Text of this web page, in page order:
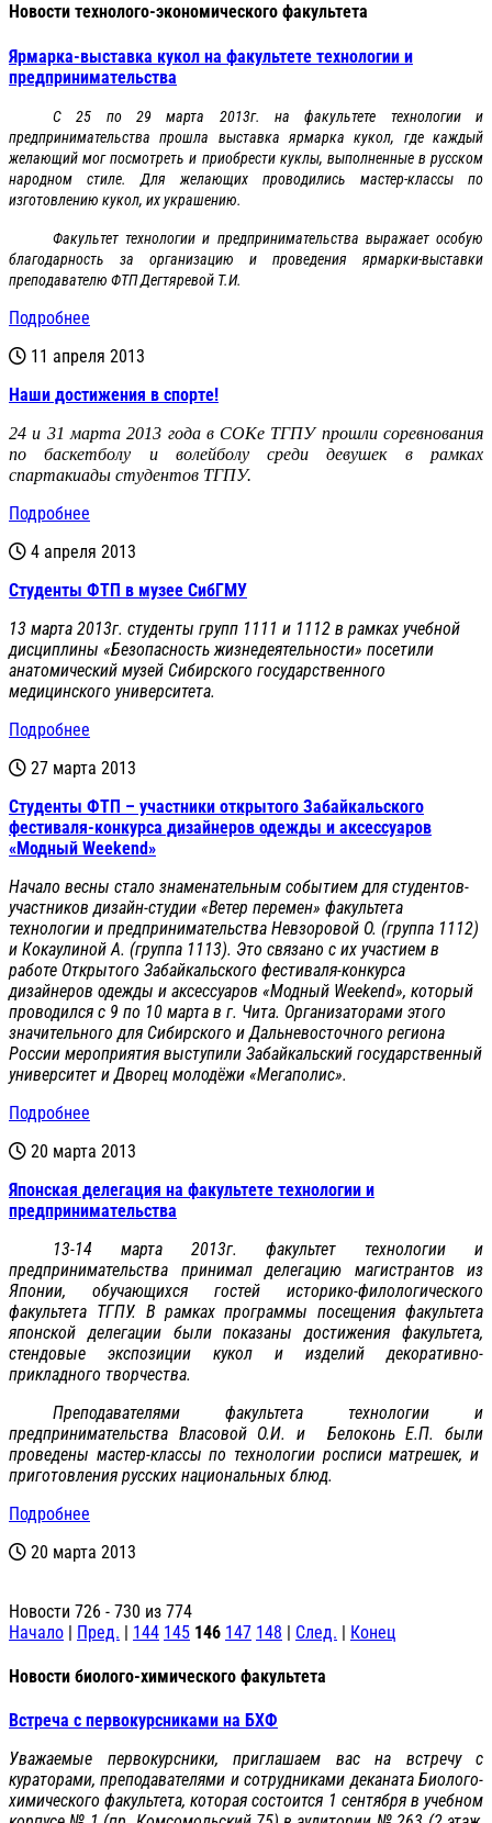
Новости технолого-экономического факультета
Ярмарка-выставка кукол на факультете технологии и
предпринимательства
С 25 по 29 марта 2013г. на факультете технологии и
предпринимательства прошла выставка ярмарка кукол, где каждый
желающий мог посмотреть и приобрести куклы, выполненные в русском
народном стиле. Для желающих проводились мастер-классы по
изготовлению кукол, их украшению.
Факультет технологии и предпринимательства выражает особую
благодарность за организацию и проведения ярмарки-выставки
преподавателю ФТП Дегтяревой Т.И.
Подробнее
11 апреля 2013
Наши достижения в спорте!
24 и 31 марта 2013 года в СОКе ТГПУ прошли соревнования
по баскетболу и волейболу среди девушек в рамках
спартакиады студентов ТГПУ.
Подробнее
4 апреля 2013
Студенты ФТП в музее СибГМУ
13 марта 2013г. студенты групп 1111 и 1112 в рамках учебной
дисциплины «Безопасность жизнедеятельности» посетили
анатомический музей Сибирского государственного
медицинского университета.
Подробнее
27 марта 2013
Студенты ФТП – участники открытого Забайкальского
фестиваля-конкурса дизайнеров одежды и аксессуаров
«Модный Weekend»
Начало весны стало знаменательным событием для студентов-
участников дизайн-студии «Ветер перемен» факультета
технологии и предпринимательства Невзоровой О. (группа 1112)
и Кокаулиной А. (группа 1113). Это связано с их участием в
работе Открытого Забайкальского фестиваля-конкурса
дизайнеров одежды и аксессуаров «Модный Weekend», который
проводился с 9 по 10 марта в г. Чита. Организаторами этого
значительного для Сибирского и Дальневосточного региона
России мероприятия выступили Забайкальский государственный
университет и Дворец молодёжи «Мегаполис».
Подробнее
20 марта 2013
Японская делегация на факультете технологии и
предпринимательства
13-14 марта 2013г. факультет технологии и
предпринимательства принимал делегацию магистрантов из
Японии, обучающихся гостей историко-филологического
факультета ТГПУ. В рамках программы посещения факультета
японской делегации были показаны достижения факультета,
стендовые экспозиции кукол и изделий декоративно-
прикладного творчества.
Преподавателями факультета технологии и
предпринимательства Власовой О.И. и Белоконь Е.П. были
проведены мастер-классы по технологии росписи матрешек, и
приготовления русских национальных блюд.
Подробнее
20 марта 2013
Новости 726 - 730 из 774
Начало | Пред. | 144 145 146 147 148 | След. | Конец
Новости биолого-химического факультета
Встреча с первокурсниками на БХФ
Уважаемые первокурсники, приглашаем вас на встречу с
кураторами, преподавателями и сотрудниками деканата Биолого-
химического факультета, которая состоится 1 сентября в учебном